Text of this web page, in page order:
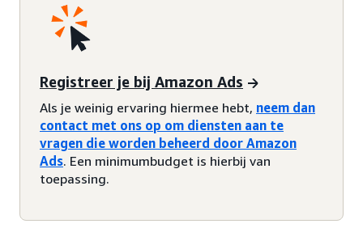
Registreer je bij Amazon Ads
Als je weinig ervaring hiermee hebt, neem dan
contact met ons op om diensten aan te
vragen die worden beheerd door Amazon
Ads. Een minimumbudget is hierbij van
toepassing.